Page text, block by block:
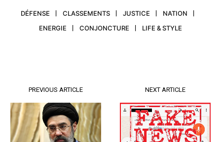
DÉFENSE CLASSEMENTS JUSTICE
NATION
ENERGIE
CONJONCTURE LIFE & STYLE
PREVIOUS ARTICLE NEXT ARTICLE